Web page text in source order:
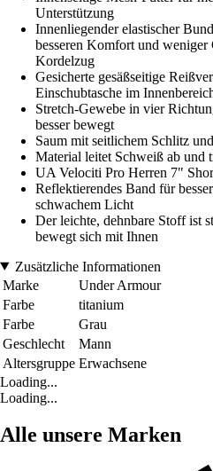
Unterstützung
Innenliegender elastischer
besseren Komfort und
Kordelzug
Gesicherte gesäßseitige
Einschubtasche im
Stretch-Gewebe in vier
besser bewegt
Saum mit seitlichem Schlitz
Material leitet Schweiß ab und
UA Velociti Pro Herren 7"
Reflektierendes Band für
schwachem Licht
Der leichte, dehnbare Stoff ist
bewegt sich mit Ihnen
Zusätzliche Informationen
Marke
Under Armour
Farbe
titanium
Farbe
Grau
Geschlecht
Mann
Altersgruppe Erwachsene
Loading...
Loading...
Alle unsere Marken